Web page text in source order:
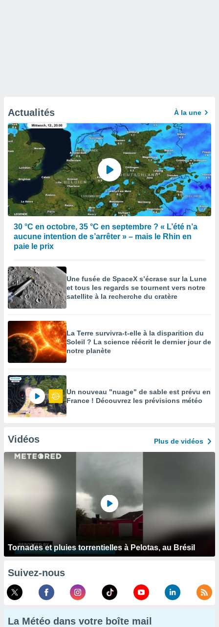
Actualités À la une
30 °C en octobre, 35 °C en septembre ? « L’été n’a
aucune intention de s’arrêter » – mais le Rhin en
paie le prix
Une fusée de SpaceX s’écrase sur la Lune
et tous les regards se tournent vers notre
satellite à la recherche du cratère
La Terre survivra-t-elle à la disparition du
Soleil ? La science réécrit le dernier jour de
notre planète
Un nouveau "nuage" de sable est prévu en
France ! Découvrez les prévisions météo
Vidéos Plus de vidéos
Tornades et pluies torrentielles à Pelotas, au Brésil
Suivez-nous
La Météo dans votre boîte mail